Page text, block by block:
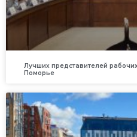
Лучших представителей
Поморье